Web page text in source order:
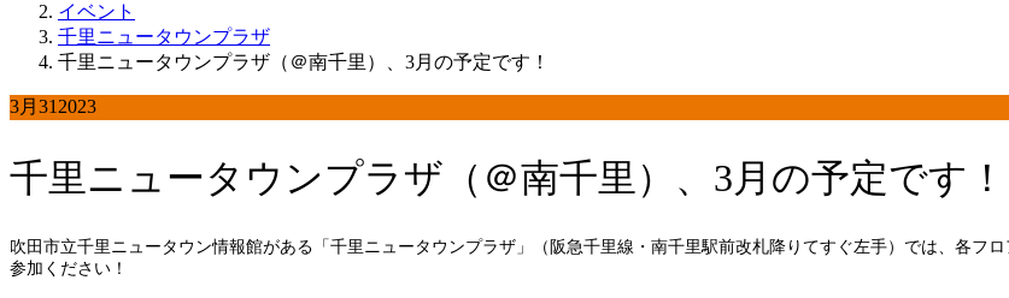
イベント
千里ニュータウンプラザ
千里ニュータウンプラザ（＠南千里）、3月の予定です！
3月 31 2023
千里ニュータウンプラザ（＠南千里）、3月の予定です！
吹田市立千里ニュータウン情報館がある「千里ニュータウンプラザ」（阪急千里線・南千里駅前改札降りてすぐ左手）では、各フ
参加ください！